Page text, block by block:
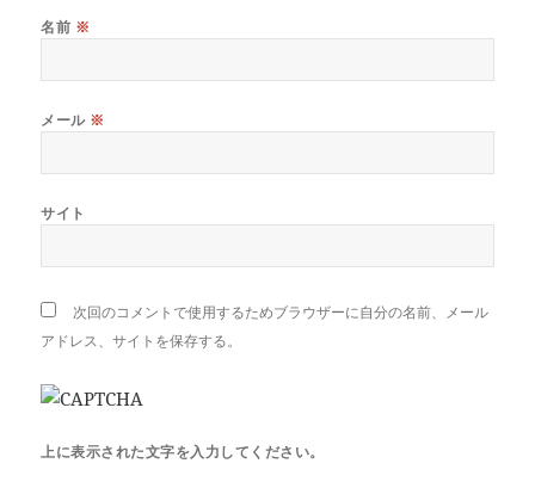
名前 ※
メール ※
サイト
次回のコメントで使用するためブラウザーに自分の名前、メール
アドレス、サイトを保存する。
上に表示された文字を入力してください。